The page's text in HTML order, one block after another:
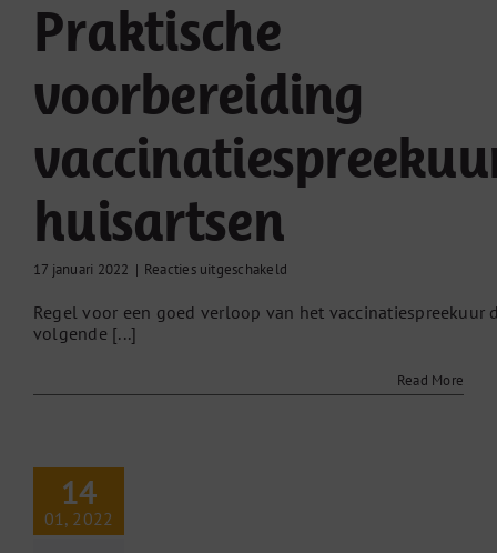
Praktische
voorbereiding
huisartsen
17 januari 2022 | Reacties uitgeschakeld
voorbereiding
Regel voor een goed verloop van het vaccinatiespreekuur
volgende [...]
Read More
14
01, 2022